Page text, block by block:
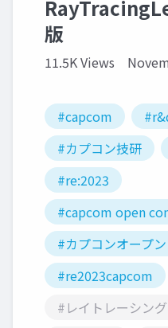
版
11.5K Views
#capcom
#カプコン技研
#re:2023
#capcom open
#カプコンオープ
#re2023capcom
#レイトレーシング